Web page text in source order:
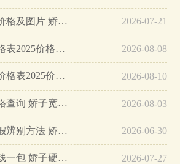
娇子宽窄逍遥中支价格及图片 娇子宽窄逍遥中支香烟多少钱… 2026-07-21
娇子硬宽窄逍遥价格表2025价格表… 2026-08-08
娇子宽窄逍遥香烟价格表2025价格表… 2026-08-10
娇子硬宽窄逍遥价格查询 娇子宽窄逍遥细支多少钱一包… 2026-08-03
娇子硬宽窄逍遥真假辨别方法 娇子硬宽窄逍遥价格查询… 2026-06-30
娇子宽窄逍遥多少钱一包 娇子硬宽窄逍遥价格查询… 2026-07-27